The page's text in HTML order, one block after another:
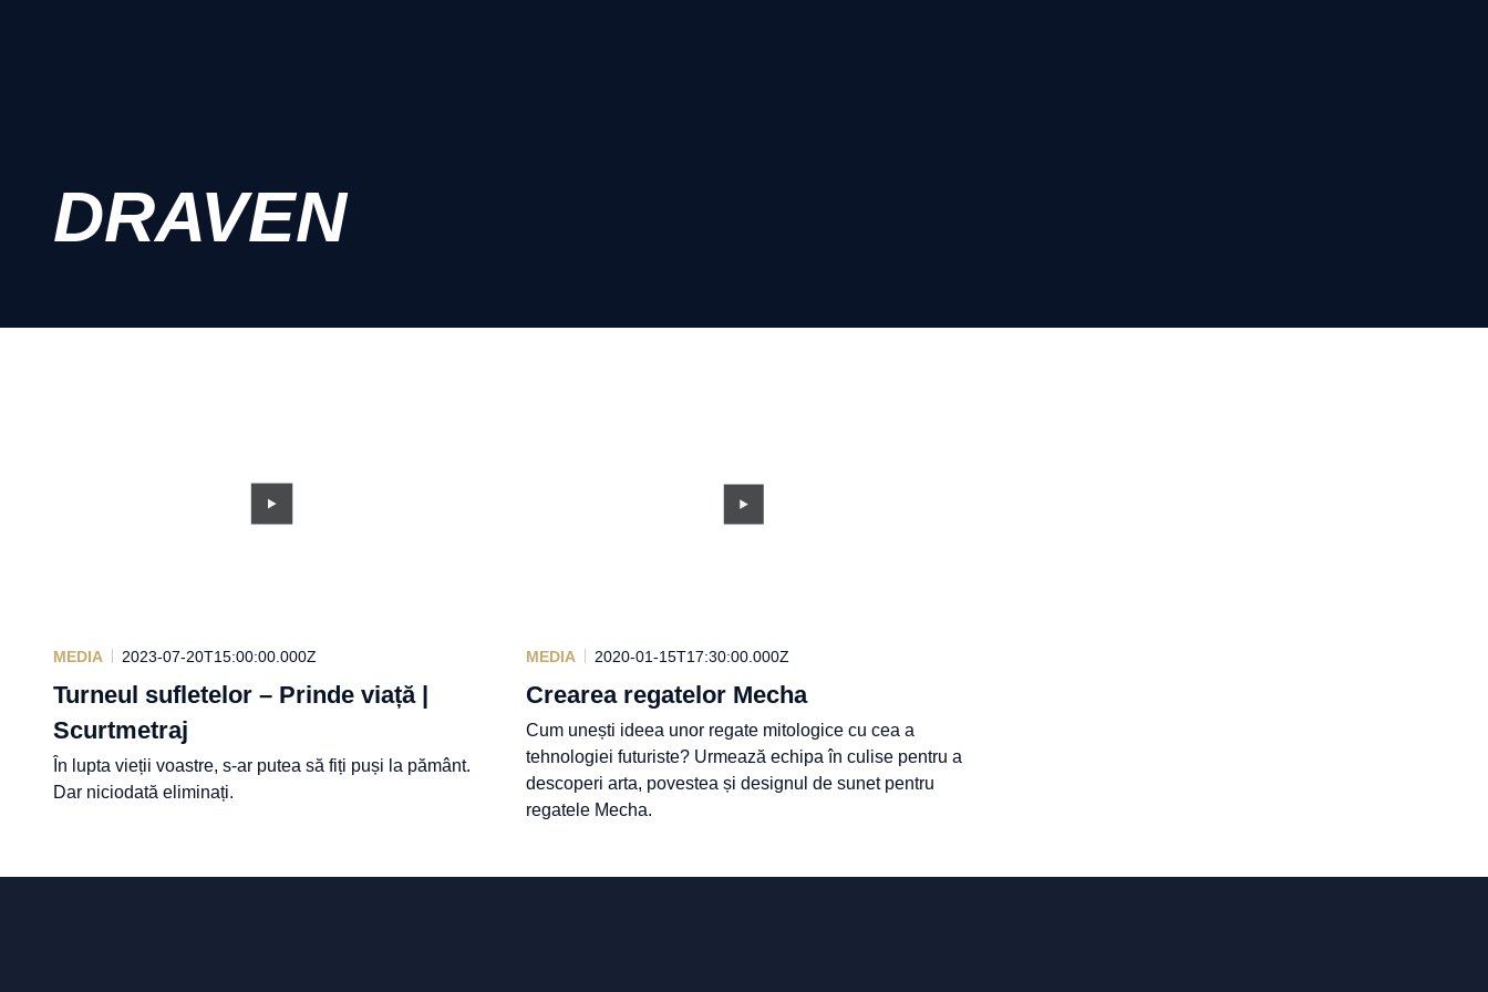
DRAVEN
MEDIA 2023-07-20T15:00:00.000Z
Turneul sufletelor – Prinde viață |
Scurtmetraj
În lupta vieții voastre, s-ar putea să fiți puși la pământ.
Dar niciodată eliminați.
MEDIA 2020-01-15T17:30:00.000Z
Crearea regatelor Mecha
Cum unești ideea unor regate mitologice cu cea a
tehnologiei futuriste? Urmează echipa în culise pentru a
descoperi arta, povestea și designul de sunet pentru
regatele Mecha.